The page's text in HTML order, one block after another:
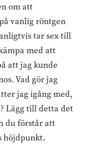
om att
vanlig röntgen
tar sex till
med att
att jag kunde
Vad gör jag
jag igång med,
Lägg till detta det
du förstår att
höjdpunkt.